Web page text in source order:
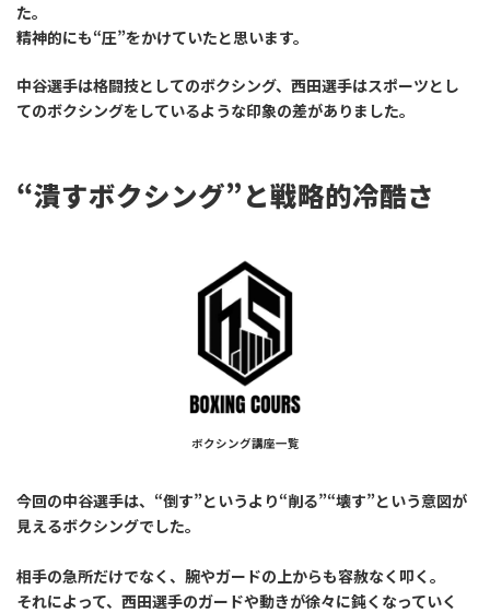
た。
精神的にも“圧”をかけていたと思います。
中谷選手は格闘技としてのボクシング、西田選手はスポーツとし
てのボクシングをしているような印象の差がありました。
“潰すボクシング”と戦略的冷酷さ
ボクシング講座一覧
今回の中谷選手は、“倒す”というより“削る”“壊す”という意図が
見えるボクシングでした。
相手の急所だけでなく、腕やガードの上からも容赦なく叩く。
それによって、西田選手のガードや動きが徐々に鈍くなっていく